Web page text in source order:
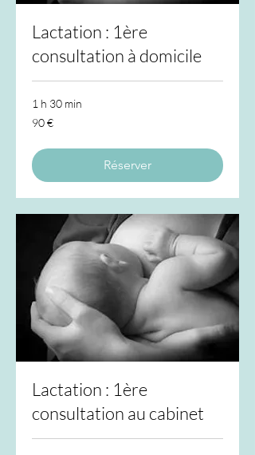
Lactation : 1ère
consultation à domicile
1 h 30 min
90
euros
90 €
Réserver
Lactation : 1ère
consultation au cabinet